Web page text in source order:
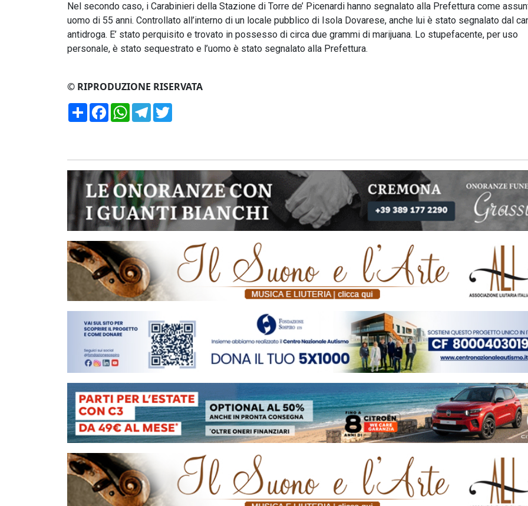
Nel secondo caso, i Carabinieri della Stazione di Torre de’ Picenardi hanno segnalato alla Prefettura come
uomo di 55 anni. Controllato all’interno di un locale pubblico di Isola Dovarese, anche lui è stato segnalato dal
antidroga. E’ stato perquisito e trovato in possesso di circa due grammi di marijuana. Lo stupefacente, per uso
personale, è stato sequestrato e l’uomo è stato segnalato alla Prefettura.
© RIPRODUZIONE RISERVATA
CondividiFacebookWhatsApp
Telegram